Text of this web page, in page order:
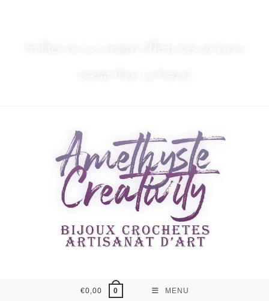
€0,00 0 MENU